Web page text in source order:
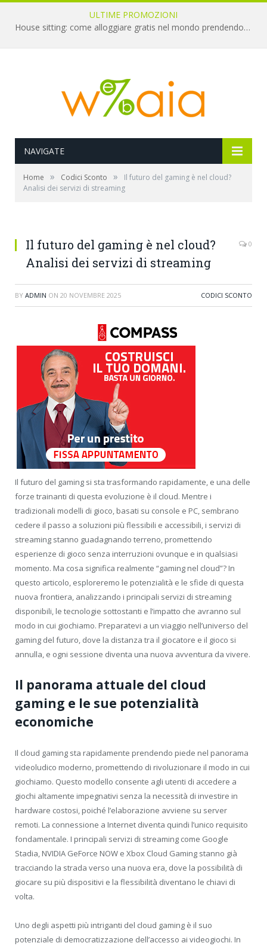
ULTIME PROMOZIONI
House sitting: come alloggiare gratis nel mondo prendendosi cura di animali
NAVIGATE
Home » Codici Sconto »
Il futuro del gaming è nel cloud?
Analisi dei servizi di streaming
Il futuro del gaming è nel cloud?
Analisi dei servizi di streaming
0
BY ADMIN ON 20 NOVEMBRE 2025 CODICI SCONTO
Il futuro del gaming si sta trasformando rapidamente, e una delle
forze trainanti di questa evoluzione è il cloud. Mentre i
tradizionali modelli di gioco, basati su console e PC, sembrano
cedere il passo a soluzioni più flessibili e accessibili, i servizi di
streaming stanno guadagnando terreno, promettendo
esperienze di gioco senza interruzioni ovunque e in qualsiasi
momento. Ma cosa significa realmente “gaming nel cloud”? In
questo articolo, esploreremo le potenzialità e le sfide di questa
nuova frontiera, analizzando i principali servizi di streaming
disponibili, le tecnologie sottostanti e l’impatto che avranno sul
modo in cui giochiamo. Preparatevi a un viaggio nell’universo del
gaming del futuro, dove la distanza tra il giocatore e il gioco si
annulla, e ogni sessione diventa una nuova avventura da vivere.
Il panorama attuale del cloud
gaming e le sue potenzialità
economiche
Il cloud gaming sta rapidamente prendendo piede nel panorama
videoludico moderno, promettendo di rivoluzionare il modo in cui
giochiamo. Questo modello consente agli utenti di accedere a
giochi altamente impegnativi senza la necessità di investire in
hardware costosi, poiché l’elaborazione avviene su server
remoti. La connessione a Internet diventa quindi l’unico requisito
fondamentale. I principali servizi di streaming come Google
Stadia, NVIDIA GeForce NOW e Xbox Cloud Gaming stanno già
tracciando la strada verso una nuova era, dove la possibilità di
giocare su più dispositivi e la flessibilità diventano le chiavi di
volta.
Uno degli aspetti più intriganti del cloud gaming è il suo
potenziale di democratizzazione dell’accesso ai videogiochi. In